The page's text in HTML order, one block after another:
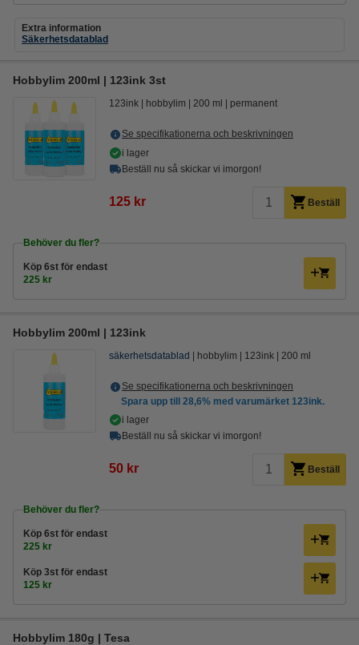
Extra information
Säkerhetsdatablad
Hobbylim 200ml | 123ink 3st
123ink hobbylim 200 ml permanent
Se specifikationerna och beskrivningen
i lager
Beställ nu så skickar vi imorgon!
125 kr Beställ
Behöver du fler?
Köp 6st för endast
225 kr
Hobbylim 200ml | 123ink
säkerhetsdatablad hobbylim 123ink 200 ml
Se specifikationerna och beskrivningen
Spara upp till 28,6% med varumärket 123ink.
i lager
Beställ nu så skickar vi imorgon!
50 kr Beställ
Behöver du fler?
Köp 6st för endast
225 kr
Köp 3st för endast
125 kr
Hobbylim 180g | Tesa